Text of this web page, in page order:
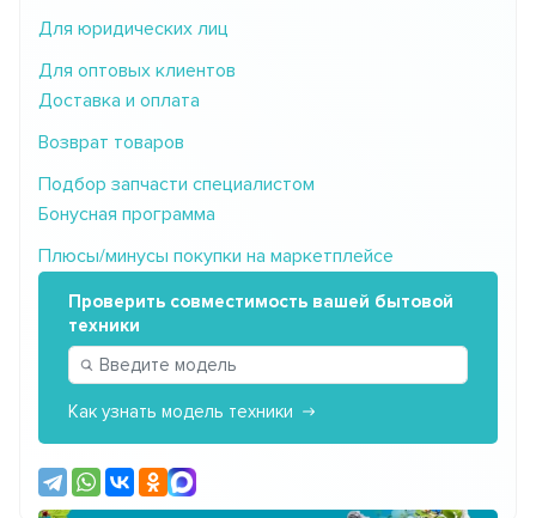
Для юридических лиц
Для оптовых клиентов
Доставка и оплата
Возврат товаров
Подбор запчасти специалистом
Бонусная программа
Плюсы/минусы покупки на маркетплейсе
Проверить совместимость вашей бытовой
техники
Как узнать модель техники